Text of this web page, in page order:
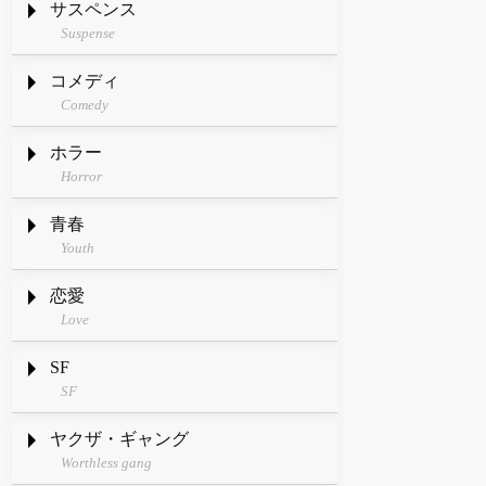
サスペンス
Suspense
コメディ
Comedy
ホラー
Horror
青春
Youth
恋愛
Love
SF
SF
ヤクザ・ギャング
Worthless gang